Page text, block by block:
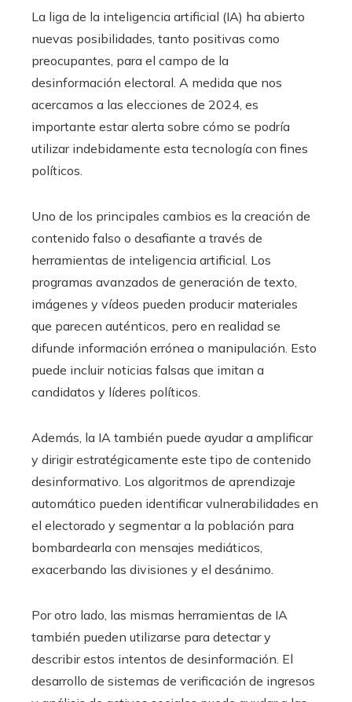
La liga de la inteligencia artificial (IA) ha abierto
nuevas posibilidades, tanto positivas como
preocupantes, para el campo de la
desinformación electoral. A medida que nos
acercamos a las elecciones de 2024, es
importante estar alerta sobre cómo se podría
utilizar indebidamente esta tecnología con fines
políticos.
Uno de los principales cambios es la creación de
contenido falso o desafiante a través de
herramientas de inteligencia artificial. Los
programas avanzados de generación de texto,
imágenes y vídeos pueden producir materiales
que parecen auténticos, pero en realidad se
difunde información errónea o manipulación. Esto
puede incluir noticias falsas que imitan a
candidatos y líderes políticos.
Además, la IA también puede ayudar a amplificar
y dirigir estratégicamente este tipo de contenido
desinformativo. Los algoritmos de aprendizaje
automático pueden identificar vulnerabilidades en
el electorado y segmentar a la población para
bombardearla con mensajes mediáticos,
exacerbando las divisiones y el desánimo.
Por otro lado, las mismas herramientas de IA
también pueden utilizarse para detectar y
describir estos intentos de desinformación. El
desarrollo de sistemas de verificación de ingresos